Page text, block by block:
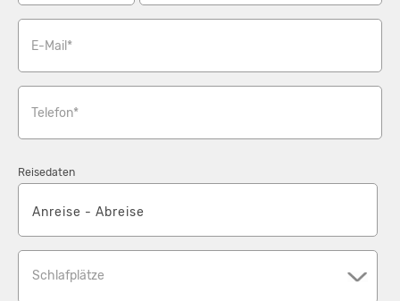
E-Mail*
Telefon*
Reisedaten
Schlafplätze